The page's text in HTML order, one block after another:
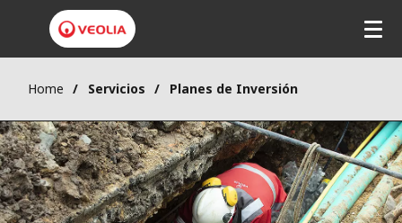
Home Servicios Planes de Inversión